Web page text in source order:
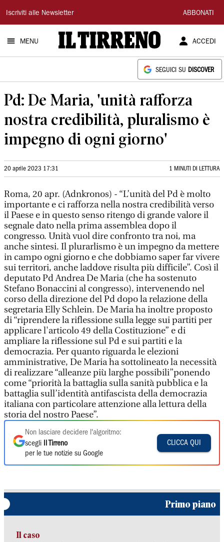
Il
Tirreno
Iscriviti alle Newsletter ABBONATI
MENU ACCEDI
SEGUICI SU DISCOVER
Pd: De Maria, 'unità rafforza
nostra credibilità, pluralismo è
impegno di ogni giorno'
20 aprile 2023 17:31 1 MINUTI DI LETTURA
Roma, 20 apr. (Adnkronos) - “L’unità del Pd è molto
importante e ci rafforza nella nostra credibilità verso
il Paese e in questo senso ritengo di grande valore il
segnale dato nella prima assemblea dopo il
congresso. Unità vuol dire confronto tra noi, ma
anche sintesi. Il plurarlismo è un impegno da mettere
in campo ogni giorno e che dobbiamo saper far vivere
sui territori, anche laddove risulta più difficile”. Così il
deputato Pd Andrea De Maria (che ha sostenuto
Stefano Bonaccini al congresso), intervenendo nel
corso della direzione del Pd dopo la relazione della
segretaria Elly Schlein. De Maria ha inoltre proposto
di “riprendere la riflessione sulla legge sui partiti per
applicare l'articolo 49 della Costituzione” e di
ampliare la riflessione sul Pd e sui partiti e la
democrazia. Per quanto riguarda le elezioni
amministrative, De Maria ha sottolineato la necessità
di realizzare “alleanze più larghe possibili”ponendo
come “priorità la battaglia sulla sanità pubblica e la
battaglia sull’identità antifascista della democrazia
italiana con particolare attenzione alla lettura della
storia del nostro Paese”.
Non lasciare decidere l'algoritmo:
scegli
Il Tirreno
per le tue notizie su Google
CLICCA QUI
Primo piano
Il caso